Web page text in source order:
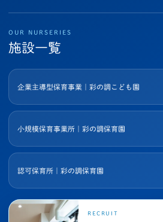
OUR NURSERIES
施設一覧
企業主導型保育事業｜彩の調こども園
小規模保育事業所｜彩の調保育園
認可保育所｜彩の調保育園
RECRUIT